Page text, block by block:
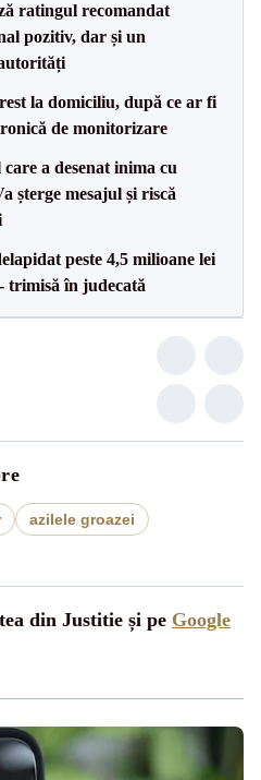
ratingul recomandat
pozitiv, dar și un
la domiciliu, după ce ar fi
de monitorizare
a desenat inima cu
șterge mesajul și riscă
peste 4,5 milioane lei
trimisă în judecată
azilele groazei
din Justitie și pe Google